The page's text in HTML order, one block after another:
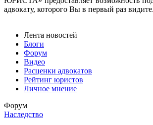
адвокату, которого Вы в первый раз
Лента новостей
Блоги
Форум
Видео
Расценки адвокатов
Рейтинг юристов
Личное мнение
Форум
Наследство